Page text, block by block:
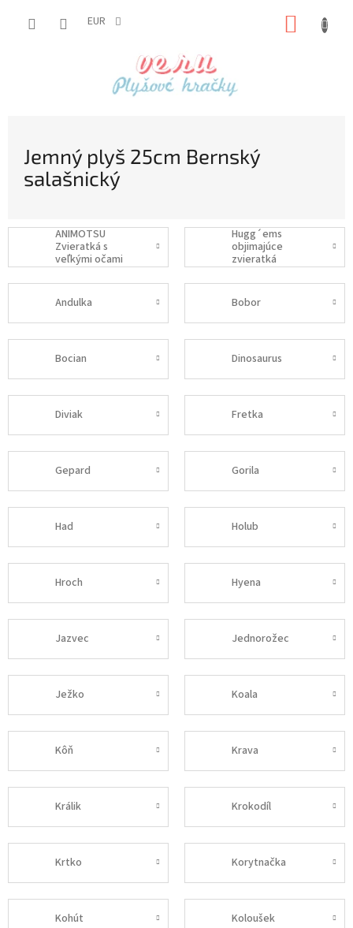
EUR
Jemný plyš 25cm Bernský
salašnický
ANIMOTSU
Zvieratká s
veľkými očami
Hugg´ems
objimajúce
zvieratká
Andulka Bobor
Bocian Dinosaurus
Diviak Fretka
Gepard Gorila
Had Holub
Hroch Hyena
Jazvec Jednorožec
Ježko Koala
Kôň Krava
Králik Krokodíl
Krtko Korytnačka
Kohút Koloušek